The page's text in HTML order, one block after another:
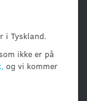
i Tyskland.
ikke er på
og vi kommer